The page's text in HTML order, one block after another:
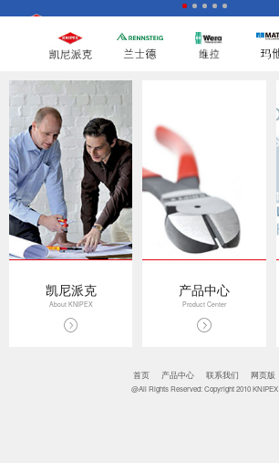
凯尼派克
About KNIPEX
产品中心
Product Center
首页 产品中心 联系我们 网页版
@All Rights Reserved: Copyright 2010 KNIPEX